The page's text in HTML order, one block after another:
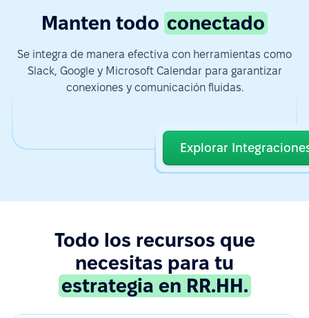
Manten todo conectado
Se integra de manera efectiva con herramientas como
Slack, Google y Microsoft Calendar para garantizar
conexiones y comunicación fluidas.
Explorar
Todo los recursos que
necesitas para tu
estrategia en RR.HH.